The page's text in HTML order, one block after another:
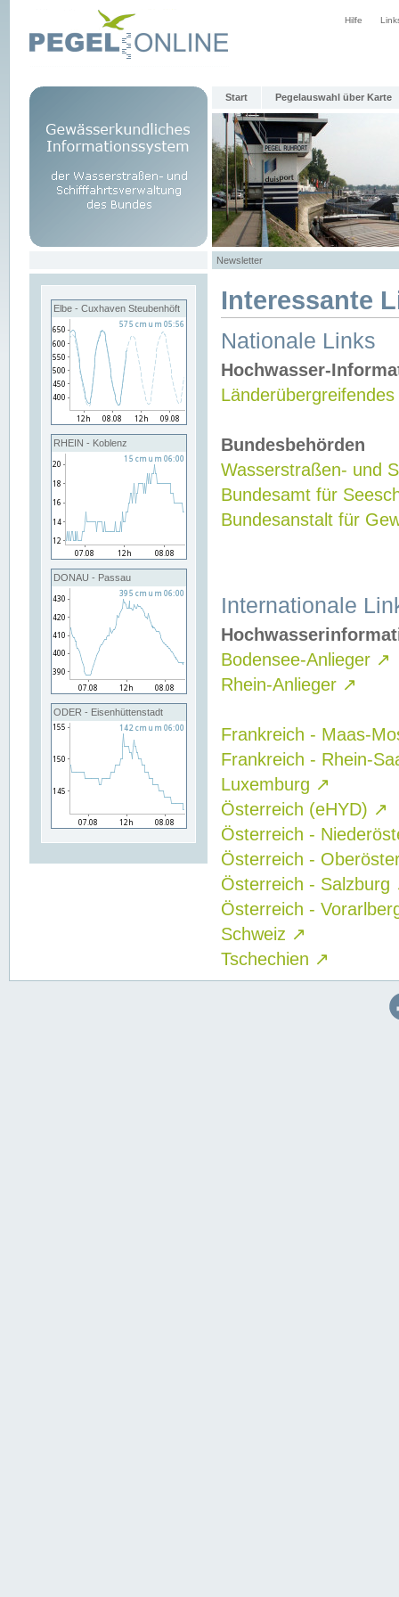
Hilfe
Start Pegelauswahl über Karte
Newsletter
Elbe - Cuxhaven Steubenhöft
RHEIN - Koblenz
DONAU - Passau
ODER - Eisenhüttenstadt
Interessante
Nationale Links
Hochwasser-
Bundesbehörden
Wasserstraßen- und
Bundesamt für
Bundesanstalt für
Internationale
Bodensee-Anlieger ↗
Rhein-Anlieger ↗
Frankreich - Maas-
Frankreich - Rhein-
Luxemburg ↗
Österreich (eHYD) ↗
Österreich -
Österreich -
Österreich - Salzburg
Österreich -
Schweiz ↗
Tschechien ↗